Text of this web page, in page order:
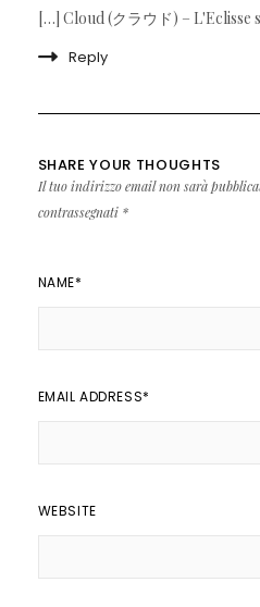
[…] Cloud (クラウド) – L'Eclisse
Reply
SHARE YOUR THOUGHTS
Il tuo indirizzo email non sarà
contrassegnati *
NAME*
EMAIL ADDRESS*
WEBSITE